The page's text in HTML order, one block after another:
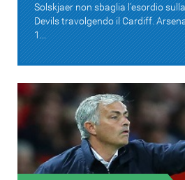
Solskjaer non sbaglia l'esordio
Devils travolgendo il Cardiff.
1...